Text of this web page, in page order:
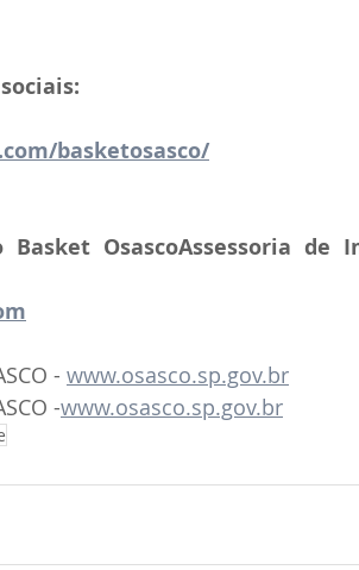
basketosasco/
OsascoAssessoria de
- www.osasco.sp.gov.br
-www.osasco.sp.gov.br